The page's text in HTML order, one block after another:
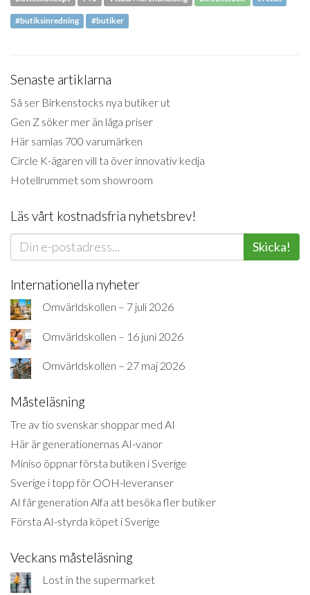
#butiksinredning #butiker
Senaste artiklarna
Så ser Birkenstocks nya butiker ut
Gen Z söker mer än låga priser
Här samlas 700 varumärken
Circle K-ägaren vill ta över innovativ kedja
Hotellrummet som showroom
Läs vårt kostnadsfria nyhetsbrev!
Skicka!
Internationella nyheter
Omvärldskollen – 7 juli 2026
Omvärldskollen – 16 juni 2026
Omvärldskollen – 27 maj 2026
Måsteläsning
Tre av tio svenskar shoppar med AI
Här är generationernas AI-vanor
Miniso öppnar första butiken i Sverige
Sverige i topp för OOH-leveranser
AI får generation Alfa att besöka fler butiker
Första AI-styrda köpet i Sverige
Veckans måsteläsning
Lost in the supermarket